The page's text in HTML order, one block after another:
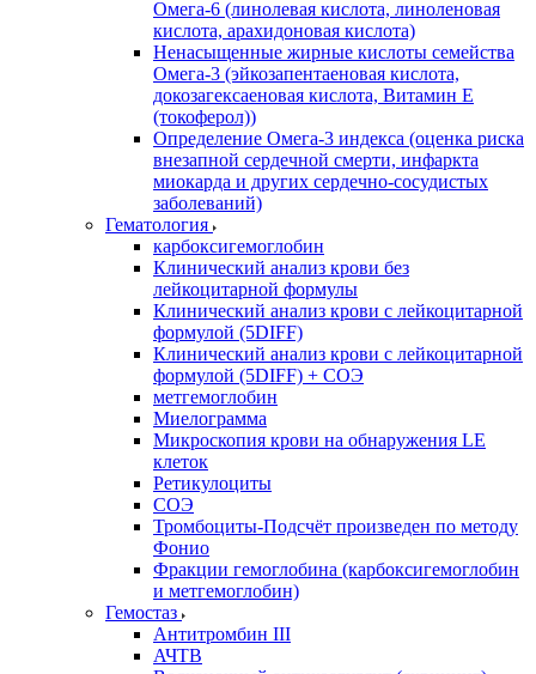
Омега-6 (линолевая кислота, линоленовая
кислота, арахидоновая кислота)
Ненасыщенные жирные кислоты семейства
Омега-3 (эйкозапентаеновая кислота,
докозагексаеновая кислота, Витамин E
(токоферол))
Определение Омега-3 индекса (оценка риска
внезапной сердечной смерти, инфаркта
миокарда и других сердечно-сосудистых
заболеваний)
Гематология
карбоксигемоглобин
Клинический анализ крови без
лейкоцитарной формулы
Клинический анализ крови с лейкоцитарной
формулой (5DIFF)
Клинический анализ крови с лейкоцитарной
формулой (5DIFF) + СОЭ
метгемоглобин
Миелограмма
Микроскопия крови на обнаружения LE
клеток
Ретикулоциты
СОЭ
Тромбоциты-Подсчёт произведен по методу
Фонио
Фракции гемоглобина (карбоксигемоглобин
и метгемоглобин)
Гемостаз
Антитромбин III
АЧТВ